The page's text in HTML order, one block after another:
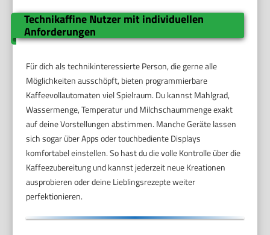
Technikaffine Nutzer mit individuellen
Anforderungen
Für dich als technikinteressierte Person, die gerne alle
Möglichkeiten ausschöpft, bieten programmierbare
Kaffeevollautomaten viel Spielraum. Du kannst Mahlgrad,
Wassermenge, Temperatur und Milchschaummenge exakt
auf deine Vorstellungen abstimmen. Manche Geräte lassen
sich sogar über Apps oder touchbediente Displays
komfortabel einstellen. So hast du die volle Kontrolle über die
Kaffeezubereitung und kannst jederzeit neue Kreationen
ausprobieren oder deine Lieblingsrezepte weiter
perfektionieren.